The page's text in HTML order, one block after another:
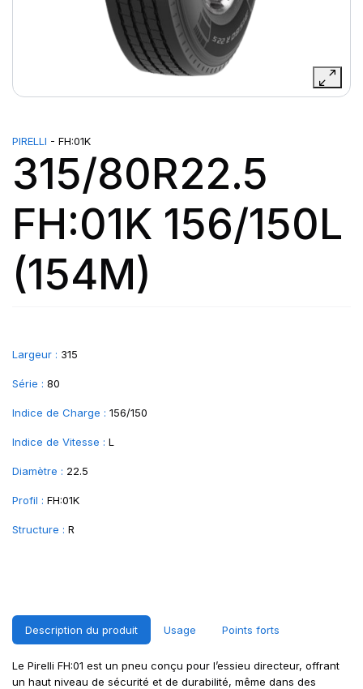
PIRELLI - FH:01K
315/80R22.5
FH:01K 156/150L
(154M)
Largeur : 315
Série : 80
Indice de Charge : 156/150
Indice de Vitesse : L
Diamètre : 22.5
Profil : FH:01K
Structure : R
Description du produit Usage Points forts
Le Pirelli FH:01 est un pneu conçu pour l’essieu directeur, offrant
un haut niveau de sécurité et de durabilité, même dans des